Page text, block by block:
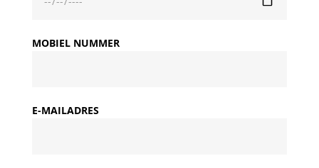
MOBIEL NUMMER
E-MAILADRES